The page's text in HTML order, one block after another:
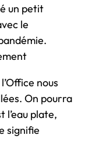
un petit
le
nous
On pourra
l’eau plate,
signifie